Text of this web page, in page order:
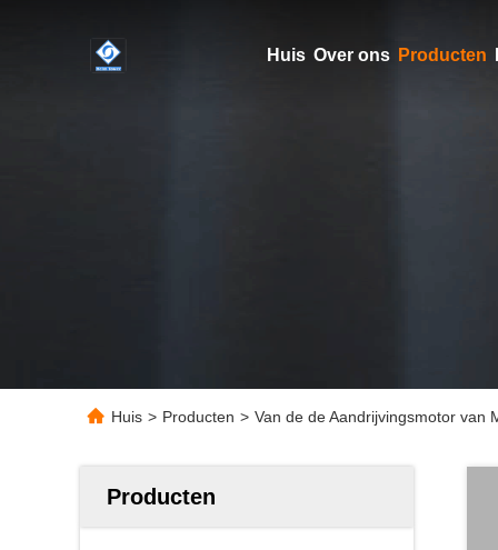
Huis Over ons Producten
Huis > Producten > Van de de Aandrijvingsmotor van
Producten